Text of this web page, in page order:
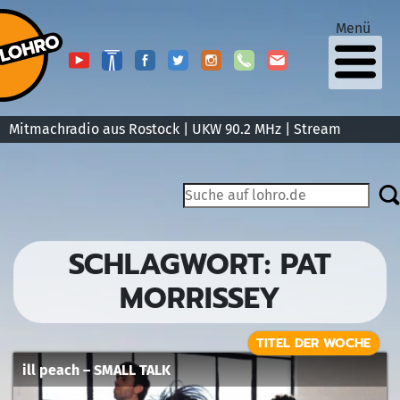
Mitmachradio aus Rostock | UKW 90.2 MHz | Stream
Menü
SCHLAGWORT: PAT
MORRISSEY
ill peach – SMALL TALK
TITEL DER WOCHE